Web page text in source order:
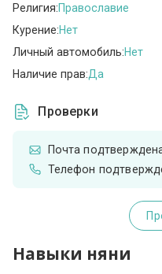
Религия:Православие
Курение:Нет
Личный автомобиль:Нет
Наличие прав:Да
Проверки
Почта
Телефон
Навыки няни